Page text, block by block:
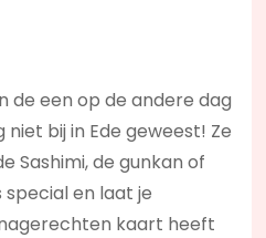
de een op de andere dag
bij in Ede geweest! Ze
Sashimi, de gunkan of
en laat je
kaart heeft